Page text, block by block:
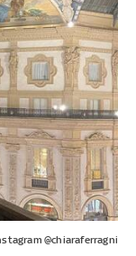
@chiaraferragni